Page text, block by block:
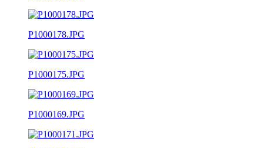
P1000178.JPG
P1000175.JPG
P1000169.JPG